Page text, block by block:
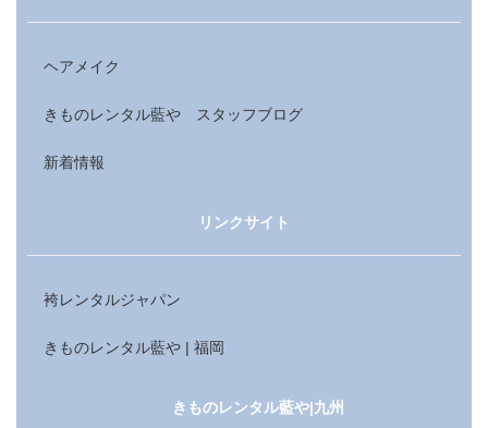
ヘアメイク
きものレンタル藍や スタッフブログ
新着情報
リンクサイト
袴レンタルジャパン
きものレンタル藍や | 福岡
きものレンタル藍や|九州